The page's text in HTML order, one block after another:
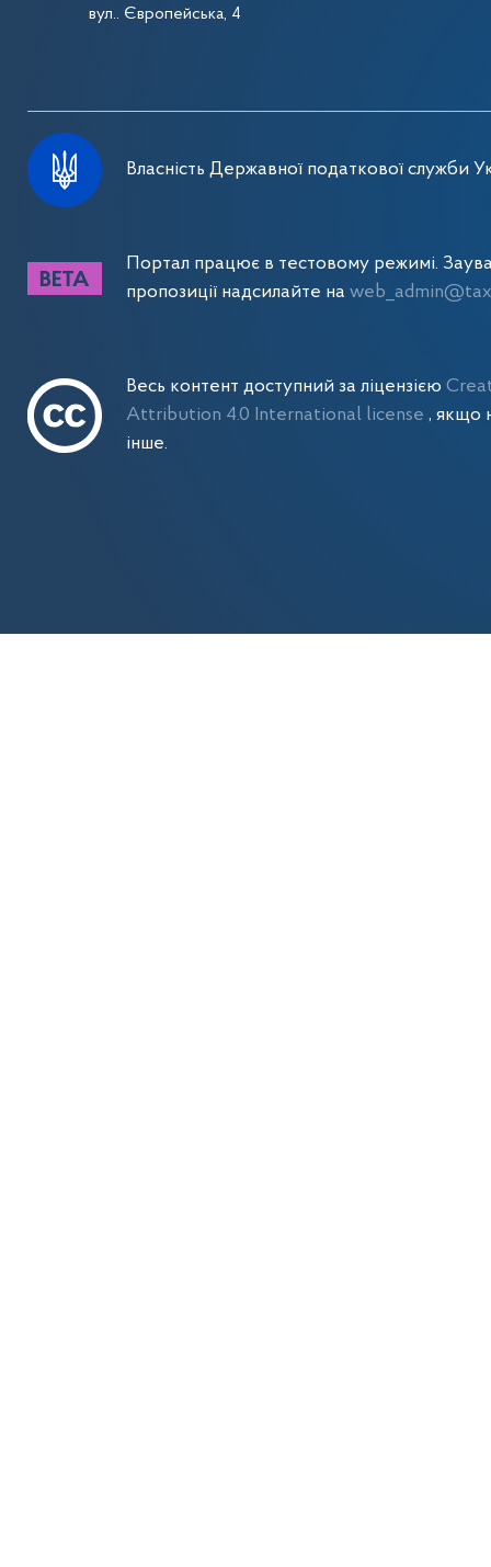
вул.. Європейська, 4
Власність Державної податкової служби
Портал працює в тестовому режимі.
пропозиції надсилайте на
Весь контент доступний за ліцензією
Attribution 4.0 International license , якщо
інше.